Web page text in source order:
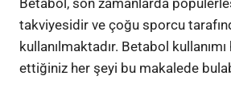
Betabol, son zamanlarda
takviyesidir ve çoğu sporcu
kullanılmaktadır. Betabol
ettiğiniz her şeyi bu makalede